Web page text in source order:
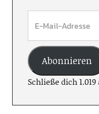
Abonnieren
Schließe dich